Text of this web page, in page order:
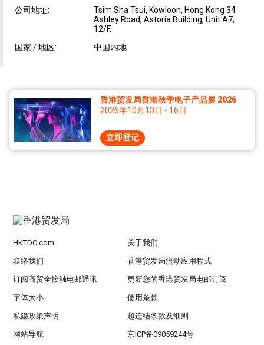
公司地址:
Tsim Sha Tsui, Kowloon, Hong Kong 34
Ashley Road, Astoria Building, Unit A7,
12/F,
国家 / 地区:
中国内地
香港贸发局香港秋季电子产品展 2026
2026年10月13日 - 16日
立即登记
HKTDC.com 关于我们
联络我们 香港贸发局流动应用程式
订阅商贸全接触电邮通讯 更新您的香港贸发局电邮订阅
字体大小 使用条款
私隐政策声明 超连结条款及细则
网站导航 京ICP备09059244号